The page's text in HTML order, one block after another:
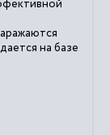
на базе